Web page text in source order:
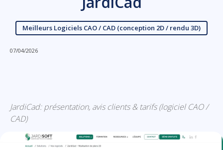
Meilleurs Logiciels CAO / CAD (conception 2D / rendu 3D)
07/04/2026
JardiCad: présentation, avis clients & tarifs (logiciel CAO /
CAD)